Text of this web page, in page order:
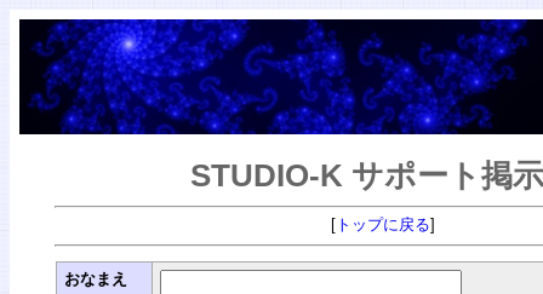
STUDIO-K サポート掲
[ トップに戻る]
おなまえ